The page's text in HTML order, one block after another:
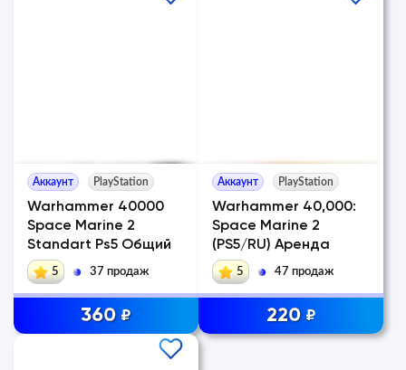
Аккаунт PlayStation
Warhammer 40000
Space Marine 2
Standart Ps5 Общий
5 37 продаж
360 ₽
Аккаунт PlayStation
Warhammer 40,000:
Space Marine 2
(PS5/RU) Аренда
5 47 продаж
220 ₽